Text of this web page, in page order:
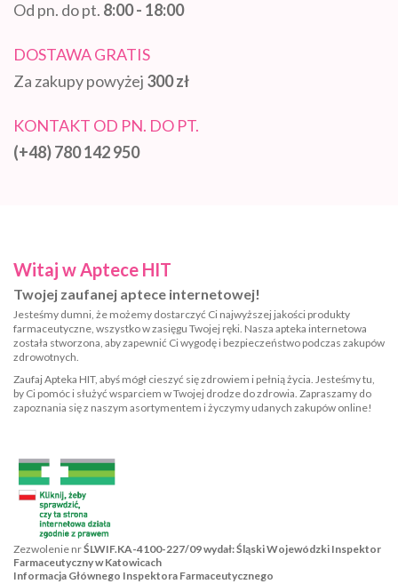
Od pn. do pt. 8:00 - 18:00
DOSTAWA GRATIS
Za zakupy powyżej 300 zł
KONTAKT OD PN. DO PT.
(+48) 780 142 950
Witaj w Aptece HIT
Twojej zaufanej aptece internetowej!
Jesteśmy dumni, że możemy dostarczyć Ci najwyższej jakości produkty
farmaceutyczne, wszystko w zasięgu Twojej ręki. Nasza apteka internetowa
została stworzona, aby zapewnić Ci wygodę i bezpieczeństwo podczas zakupów
zdrowotnych.
Zaufaj Apteka HIT, abyś mógł cieszyć się zdrowiem i pełnią życia. Jesteśmy tu,
by Ci pomóc i służyć wsparciem w Twojej drodze do zdrowia. Zapraszamy do
zapoznania się z naszym asortymentem i życzymy udanych zakupów online!
Zezwolenie nrŚLWIF.KA-4100-227/09 wydał: Śląski Wojewódzki Inspektor
Farmaceutyczny w Katowicach
Informacja Głównego Inspektora Farmaceutycznego